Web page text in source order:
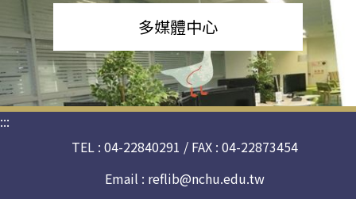
多媒體中心
:::
TEL : 04-22840291 / FAX : 04-22873454
Email : reflib@nchu.edu.tw